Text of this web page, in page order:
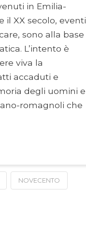
in Emilia-
il XX secolo, eventi
sono alla base
L’intento è
viva la
accaduti e
degli uomini e
romagnoli che
NOVECENTO